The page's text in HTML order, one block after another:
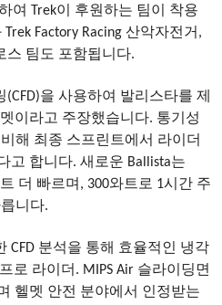
여 Trek이 후원하는 팀이 착용
Trek Factory Racing 산악자전거,
스 팀도 포함됩니다.
을 사용하여 발리스타를 제
이라고 주장했습니다. 통기성
해 최종 스프린트에서 라이더
고 합니다. 새로운 Ballista는
더 빠르며, 300와트로 1시간 주
니다.
CFD 분석을 통해 효율적인 냉각
로 라이더. MIPS Air 슬라이딩면
헬멧 안전 분야에서 인정받는